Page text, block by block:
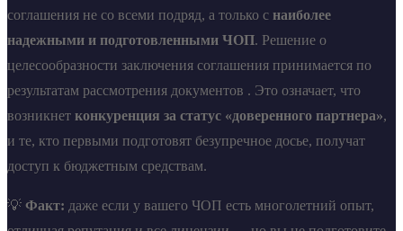
соглашения не со всеми подряд, а только с наиболее
надежными и подготовленными ЧОП. Решение о
целесообразности заключения соглашения принимается по
результатам рассмотрения документов . Это означает, что
возникнет конкуренция за статус «доверенного партнера»,
и те, кто первыми подготовят безупречное досье, получат
доступ к бюджетным средствам.
💡 Факт: даже если у вашего ЧОП есть многолетний опыт,